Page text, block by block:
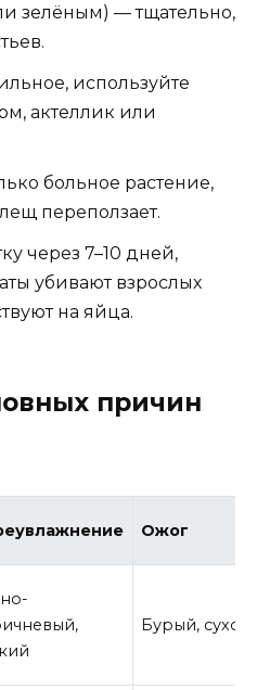
зелёным) — тщательно,
используйте
актеллик или
больное растение,
переползает.
через 7–10 дней,
убивают взрослых
на яйца.
причин
Ожог
Бурый, сухой